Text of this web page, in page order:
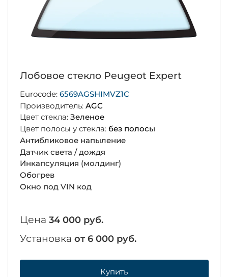
Лобовое стекло Peugeot Expert
Eurocode: 6569AGSHIMVZ1C
Производитель: AGC
Цвет стекла: Зеленое
Цвет полосы у стекла: без полосы
Антибликовое напыление
Датчик света / дождя
Инкапсуляция (молдинг)
Обогрев
Окно под VIN код
Цена 34 000 руб.
Установка от 6 000 руб.
Купить